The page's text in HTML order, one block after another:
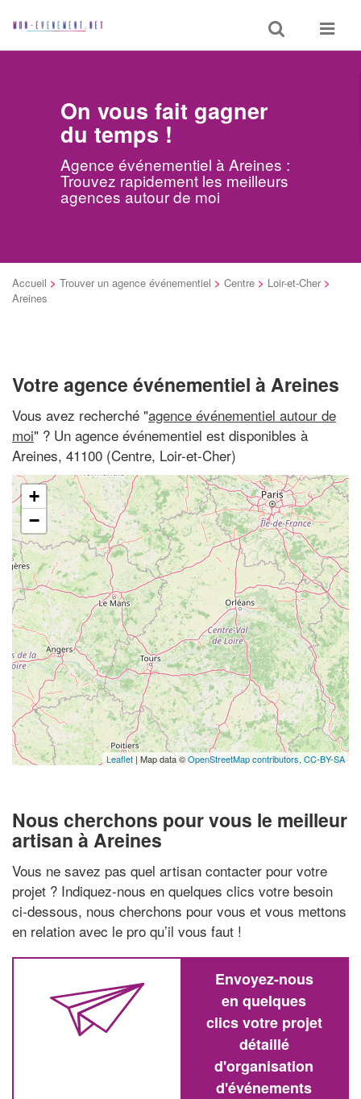
Toggle
search
Toggle
On vous fait gagner
du temps !
Agence événementiel à Areines :
Trouvez rapidement les meilleurs
agences autour de moi
Accueil > Trouver un agence événementiel > Centre > Loir-et-Cher >
Areines
Votre agence événementiel à Areines
Vous avez recherché "agence événementiel autour de
moi" ? Un agence événementiel est disponibles à
Areines, 41100 (Centre, Loir-et-Cher)
+
−
Leaflet| Map data ©OpenStreetMap contributors, CC-BY-SA
Nous cherchons pour vous le meilleur
artisan à Areines
Vous ne savez pas quel artisan contacter pour votre
projet ? Indiquez-nous en quelques clics votre besoin
ci-dessous, nous cherchons pour vous et vous mettons
en relation avec le pro qu’il vous faut !
Envoyez-nous
en quelques
clics votre projet
détaillé
d'organisation
d'événements